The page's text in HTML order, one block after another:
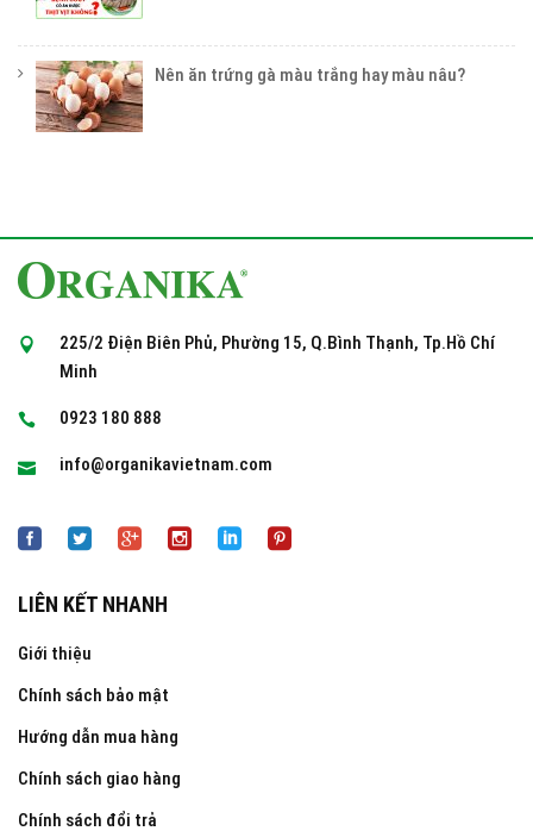
Nên ăn trứng gà màu trắng hay màu nâu?
225/2 Điện Biên Phủ, Phường 15, Q.Bình Thạnh, Tp.Hồ Chí
Minh
0923 180 888
info@organikavietnam.com
LIÊN KẾT NHANH
Giới thiệu
Chính sách bảo mật
Hướng dẫn mua hàng
Chính sách giao hàng
Chính sách đổi trả